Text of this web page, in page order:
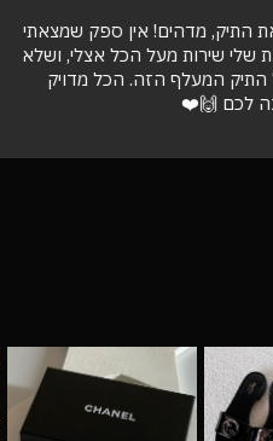
התיק, מדהים! אין ספק שמצאתי
שלי שירות מעל הכל אצלי, ושלא
התיק המעלף הזה. הכל מדויק
לכם 🙌❤️